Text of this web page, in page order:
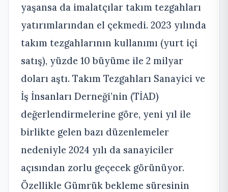
yaşansa da imalatçılar takım tezgahları
yatırımlarından el çekmedi. 2023 yılında
takım tezgahlarının kullanımı (yurt içi
satış), yüzde 10 büyüme ile 2 milyar
doları aştı. Takım Tezgahları Sanayici ve
İş İnsanları Derneği’nin (TİAD)
değerlendirmelerine göre, yeni yıl ile
birlikte gelen bazı düzenlemeler
nedeniyle 2024 yılı da sanayiciler
açısından zorlu geçecek görünüyor.
Özellikle Gümrük bekleme süresinin